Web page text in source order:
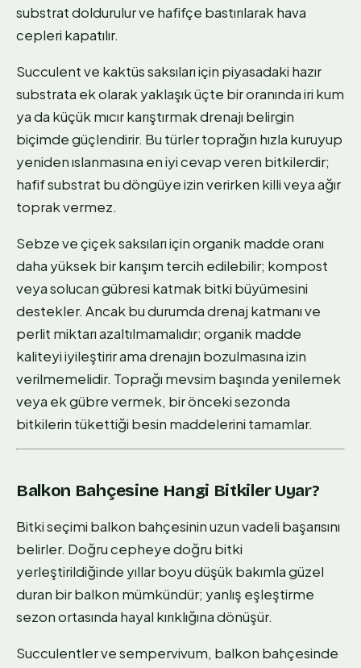
substrat doldurulur ve hafifçe bastırılarak hava
cepleri kapatılır.
Succulent ve kaktüs saksıları için piyasadaki hazır
substrata ek olarak yaklaşık üçte bir oranında iri kum
ya da küçük mıcır karıştırmak drenajı belirgin
biçimde güçlendirir. Bu türler toprağın hızla kuruyup
yeniden ıslanmasına en iyi cevap veren bitkilerdir;
hafif substrat bu döngüye izin verirken killi veya ağır
toprak vermez.
Sebze ve çiçek saksıları için organik madde oranı
daha yüksek bir karışım tercih edilebilir; kompost
veya solucan gübresi katmak bitki büyümesini
destekler. Ancak bu durumda drenaj katmanı ve
perlit miktarı azaltılmamalıdır; organik madde
kaliteyi iyileştirir ama drenajın bozulmasına izin
verilmemelidir. Toprağı mevsim başında yenilemek
veya ek gübre vermek, bir önceki sezonda
bitkilerin tükettiği besin maddelerini tamamlar.
Balkon Bahçesine Hangi Bitkiler Uyar?
Bitki seçimi balkon bahçesinin uzun vadeli başarısını
belirler. Doğru cepheye doğru bitki
yerleştirildiğinde yıllar boyu düşük bakımla güzel
duran bir balkon mümkündür; yanlış eşleştirme
sezon ortasında hayal kırıklığına dönüşür.
Succulentler ve sempervivum, balkon bahçesinde